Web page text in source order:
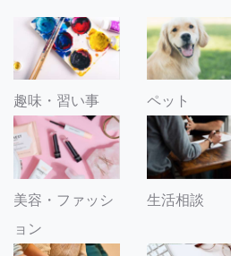
趣味・習い事 ペット
美容・ファッシ
ョン
生活相談